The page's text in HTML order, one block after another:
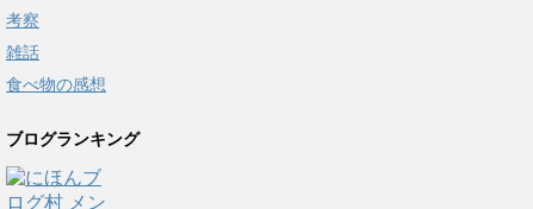
考察
雑話
食べ物の感想
ブログランキング